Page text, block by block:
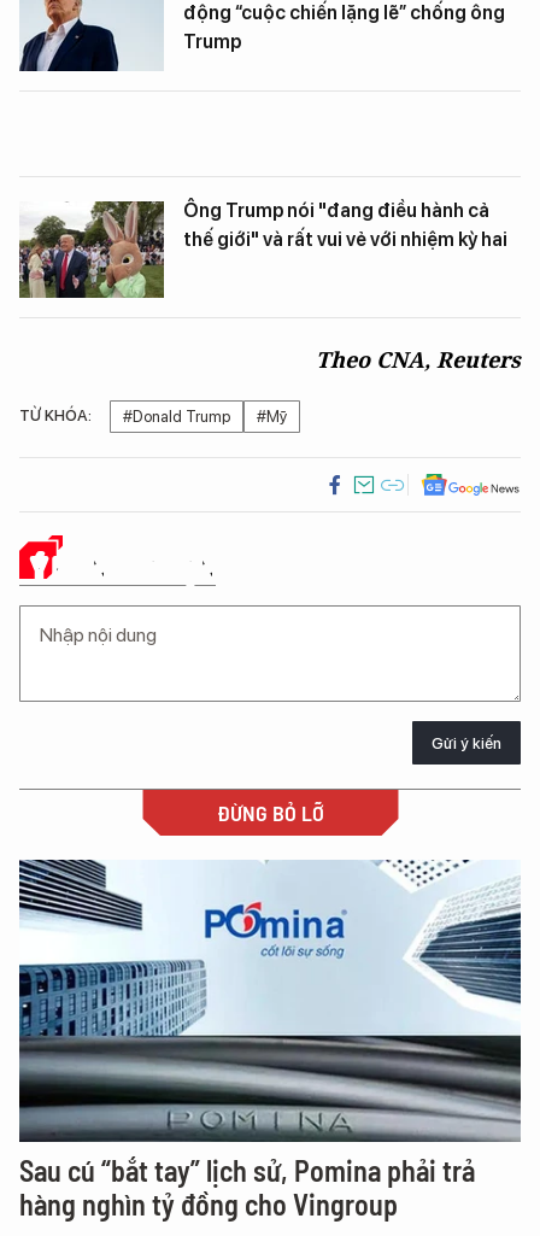
động “cuộc chiến lặng lẽ” chống ông
Trump
Ông Trump nói "đang điều hành cả
thế giới" và rất vui vẻ với nhiệm kỳ hai
Theo CNA, Reuters
TỪ KHÓA: #Donald Trump #Mỹ
Ý KIẾN CỦA BẠN
Gửi ý kiến
ĐỪNG BỎ LỠ
Sau cú “bắt tay” lịch sử, Pomina phải trả
hàng nghìn tỷ đồng cho Vingroup